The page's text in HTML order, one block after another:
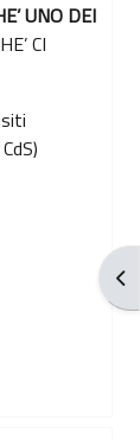
打
UNO DEI
CI